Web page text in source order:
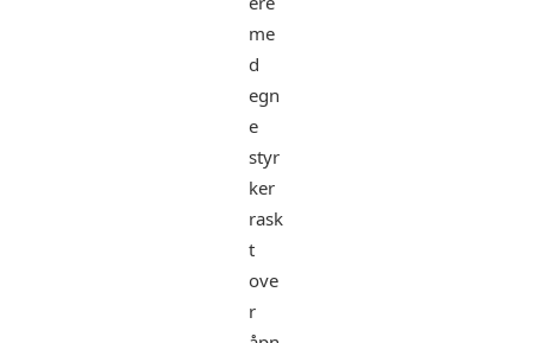
me
d
egn
e
styr
ker
rask
t
ove
r